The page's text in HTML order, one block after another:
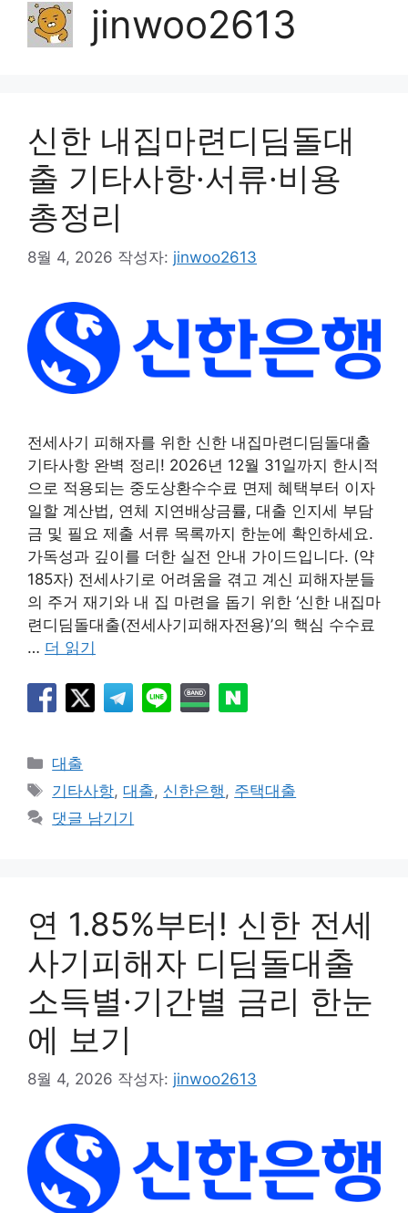
jinwoo2613
신한 내집마련디딤돌대
출 기타사항·서류·비용
총정리
8월 4, 2026 작성자: jinwoo2613
전세사기 피해자를 위한 신한 내집마련디딤돌대출
기타사항 완벽 정리! 2026년 12월 31일까지 한시적
으로 적용되는 중도상환수수료 면제 혜택부터 이자
일할 계산법, 연체 지연배상금률, 대출 인지세 부담
금 및 필요 제출 서류 목록까지 한눈에 확인하세요.
가독성과 깊이를 더한 실전 안내 가이드입니다. (약
185자) 전세사기로 어려움을 겪고 계신 피해자분들
의 주거 재기와 내 집 마련을 돕기 위한 ‘신한 내집마
련디딤돌대출(전세사기피해자전용)’의 핵심 수수료
… 더 읽기
카
테
고
리
대출
태
그
기타사항,대출, 신한은행 , 주택대출
댓글 남기기
연 1.85%부터! 신한 전세
사기피해자 디딤돌대출
소득별·기간별 금리 한눈
에 보기
8월 4, 2026 작성자: jinwoo2613